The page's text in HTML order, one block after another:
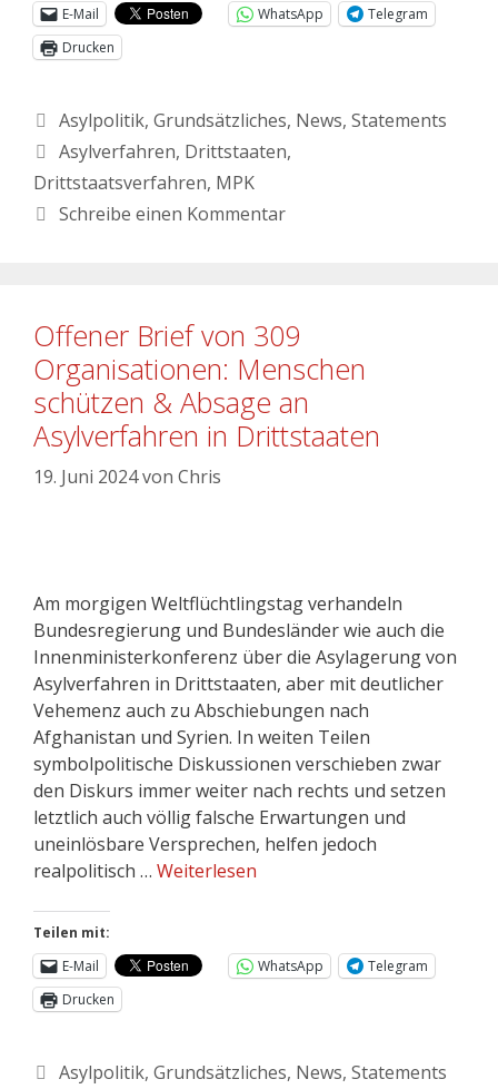
E-Mail
WhatsApp
Telegram
Drucken
Asylpolitik, Grundsätzliches, News, Statements
Asylverfahren, Drittstaaten,
Drittstaatsverfahren, MPK
Schreibe einen Kommentar
Offener Brief von 309
Organisationen: Menschen
schützen & Absage an
Asylverfahren in Drittstaaten
19. Juni 2024von Chris
Am morgigen Weltflüchtlingstag verhandeln
Bundesregierung und Bundesländer wie auch die
Innenministerkonferenz über die Asylagerung von
Asylverfahren in Drittstaaten, aber mit deutlicher
Vehemenz auch zu Abschiebungen nach
Afghanistan und Syrien. In weiten Teilen
symbolpolitische Diskussionen verschieben zwar
den Diskurs immer weiter nach rechts und setzen
letztlich auch völlig falsche Erwartungen und
uneinlösbare Versprechen, helfen jedoch
realpolitisch … Weiterlesen
Teilen mit:
E-Mail
WhatsApp
Telegram
Drucken
Asylpolitik, Grundsätzliches, News, Statements